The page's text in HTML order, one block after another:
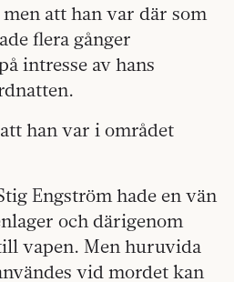
att han var där som
flera gånger
intresse av hans
han var i området
Engström hade en vän
och därigenom
vapen. Men huruvida
vid mordet kan